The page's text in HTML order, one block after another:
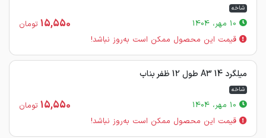
شاخه
15,550 تومان
قیمت این محصول ممکن است به‌روز نباشد!
میلگرد 14 A3 طول 12 ظفر بناب
شاخه
15,550 تومان
قیمت این محصول ممکن است به‌روز نباشد!